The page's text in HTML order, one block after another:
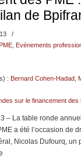
de
/
Evénements
: Bernard Cohen-Hadad
sur le financement des
– La table ronde
a été l’occasion de
Nicolas Dufourq, un